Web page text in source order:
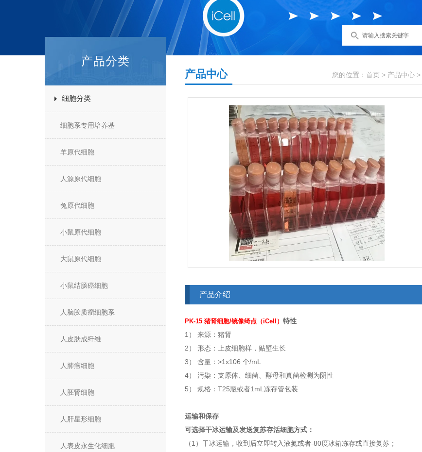
产品分类
细胞分类
细胞系专用培养基
羊原代细胞
人源原代细胞
兔原代细胞
小鼠原代细胞
大鼠原代细胞
小鼠结肠癌细胞
人脑胶质瘤细胞系
人皮肤成纤维
人肺癌细胞
人胚肾细胞
人肝星形细胞
人表皮永生化细胞
您的位置： 首页 > 产品中心 >
产品中心
产品介绍
PK-15 猪肾细胞/镜像绮点（iCell） 特性
1） 来源：猪肾
2） 形态：上皮细胞样，贴壁生长
3） 含量：>1x106 个/mL
4） 污染：支原体、细菌、酵母和真菌检测为阴性
5） 规格：T25瓶或者1mL冻存管包装
运输和保存
可选择干冰运输及发送复苏存活细胞方式：
（1）干冰运输，收到后立即转入液氮或者-80度冰箱冻存或直接复苏；